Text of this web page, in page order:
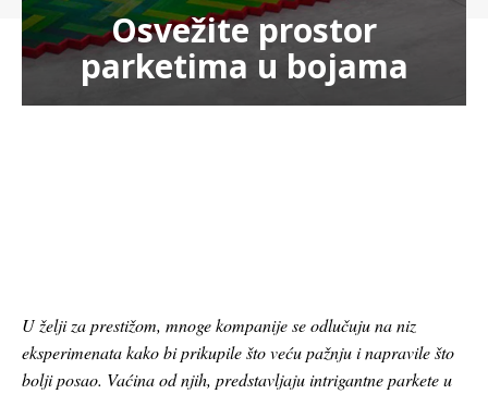
Osvežite prostor
parketima u bojama
U želji za prestižom, mnoge kompanije se odlučuju na niz
eksperimenata kako bi prikupile što veću pažnju i napravile što
bolji posao. Vaćina od njih, predstavljaju intrigantne parkete u